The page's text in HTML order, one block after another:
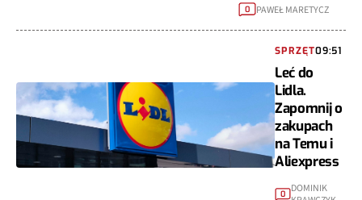
0 PAWEŁ MARETYCZ
SPRZĘT09:51
Leć do
Lidla.
Zapomnij o
zakupach
na Temu i
Aliexpress
0 DOMINIK